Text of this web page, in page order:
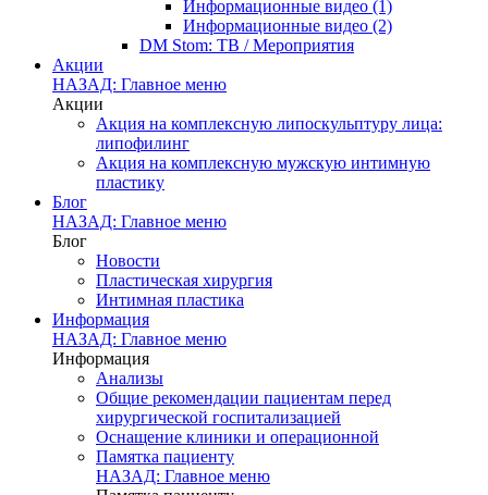
Информационные видео (1)
Информационные видео (2)
DM Stom: ТВ / Мероприятия
Акции
НАЗАД: Главное меню
Акции
Акция на комплексную липоскульптуру лица:
липофилинг
Акция на комплексную мужскую интимную
пластику
Блог
НАЗАД: Главное меню
Блог
Новости
Пластическая хирургия
Интимная пластика
Информация
НАЗАД: Главное меню
Информация
Анализы
Общие рекомендации пациентам перед
хирургической госпитализацией
Оснащение клиники и операционной
Памятка пациенту
НАЗАД: Главное меню